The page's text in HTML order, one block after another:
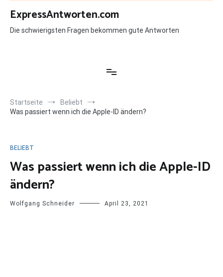
Zum
Inhalt
springen
ExpressAntworten.com
Die schwierigsten Fragen bekommen gute Antworten
Startseite
Beliebt
Was passiert wenn ich die Apple-ID ändern?
BELIEBT
Was passiert wenn ich die Apple-ID
ändern?
Wolfgang Schneider April 23, 2021